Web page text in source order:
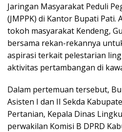
Jaringan Masyarakat Peduli
(JMPPK) di Kantor Bupati Pati.
tokoh masyarakat Kendeng,
bersama rekan-rekannya
aspirasi terkait pelestarian
aktivitas pertambangan di
Dalam pertemuan tersebut,
Asisten I dan II Sekda
Pertanian, Kepala Dinas
perwakilan Komisi B DPRD